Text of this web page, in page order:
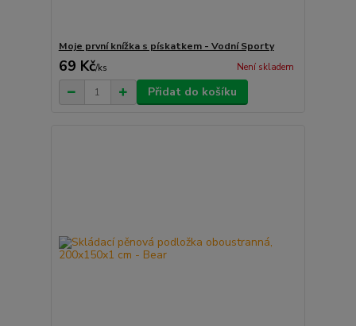
Moje první knížka s pískatkem - Vodní Sporty
69 Kč/ks Není skladem
Přidat do košíku